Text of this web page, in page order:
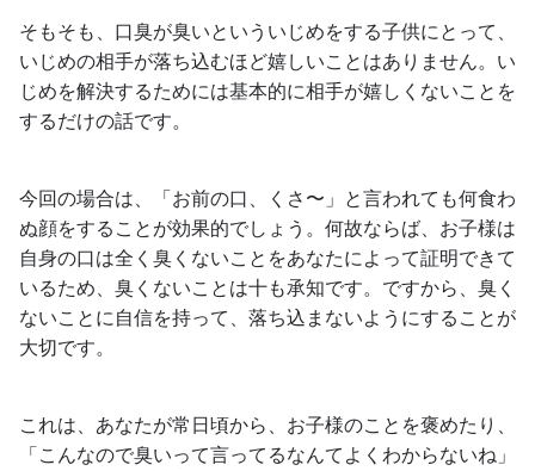
そもそも、口臭が臭いといういじめをする子供にとって、
いじめの相手が落ち込むほど嬉しいことはありません。い
じめを解決するためには基本的に相手が嬉しくないことを
するだけの話です。
今回の場合は、「お前の口、くさ〜」と言われても何食わ
ぬ顔をすることが効果的でしょう。何故ならば、お子様は
自身の口は全く臭くないことをあなたによって証明できて
いるため、臭くないことは十も承知です。ですから、臭く
ないことに自信を持って、落ち込まないようにすることが
大切です。
これは、あなたが常日頃から、お子様のことを褒めたり、
「こんなので臭いって言ってるなんてよくわからないね」